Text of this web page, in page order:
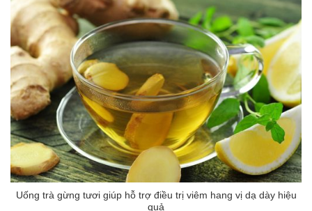
Uống trà gừng tươi giúp hỗ trợ điều trị viêm hang vị dạ dày hiệu
quả